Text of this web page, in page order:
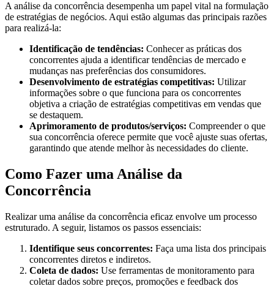
A análise da concorrência desempenha um papel vital na formulação
de estratégias de negócios. Aqui estão algumas das principais razões
para realizá-la:
Identificação de tendências: Conhecer as práticas dos
concorrentes ajuda a identificar tendências de mercado e
mudanças nas preferências dos consumidores.
Desenvolvimento de estratégias competitivas: Utilizar
informações sobre o que funciona para os concorrentes
objetiva a criação de estratégias competitivas em vendas que
se destaquem.
Aprimoramento de produtos/serviços: Compreender o que
sua concorrência oferece permite que você ajuste suas ofertas,
garantindo que atende melhor às necessidades do cliente.
Como Fazer uma Análise da
Concorrência
Realizar uma análise da concorrência eficaz envolve um processo
estruturado. A seguir, listamos os passos essenciais:
Identifique seus concorrentes: Faça uma lista dos principais
concorrentes diretos e indiretos.
Coleta de dados: Use ferramentas de monitoramento para
coletar dados sobre preços, promoções e feedback dos